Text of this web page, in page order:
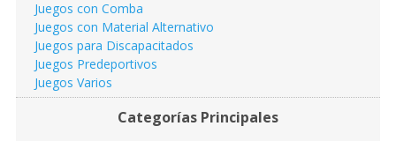
Juegos con Comba
Juegos con Material Alternativo
Juegos para Discapacitados
Juegos Predeportivos
Juegos Varios
Categorías Principales